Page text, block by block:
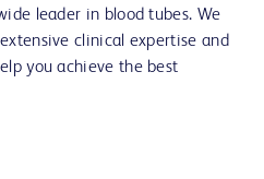
leader in blood tubes. We
clinical expertise and
you achieve the best